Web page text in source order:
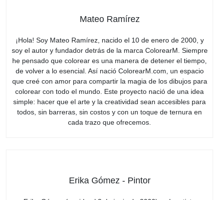
Mateo Ramírez
¡Hola! Soy Mateo Ramírez, nacido el 10 de enero de 2000, y
soy el autor y fundador detrás de la marca ColorearM. Siempre
he pensado que colorear es una manera de detener el tiempo,
de volver a lo esencial. Así nació ColorearM.com, un espacio
que creé con amor para compartir la magia de los dibujos para
colorear con todo el mundo. Este proyecto nació de una idea
simple: hacer que el arte y la creatividad sean accesibles para
todos, sin barreras, sin costos y con un toque de ternura en
cada trazo que ofrecemos.
Erika Gómez - Pintor